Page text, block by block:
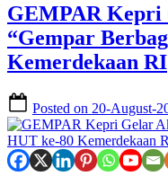
GEMPAR Kepri
“Gempar
Kemerdekaan RI
Posted on 20-August-